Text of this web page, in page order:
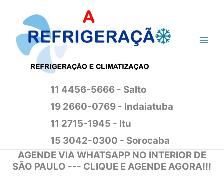
conteúdo
11 4456-5666 - Salto
19 2660-0769 - Indaiatuba
11 2715-1945 - Itu
15 3042-0300 - Sorocaba
AGENDE VIA WHATSAPP NO INTERIOR DE
SÃO PAULO --- CLIQUE E AGENDE AGORA!!!